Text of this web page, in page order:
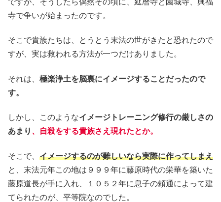
ですが、そうしたら偶然その頃に、延暦寺と園城寺、興福
寺で争いが始まったのです。
そこで貴族たちは、とうとう末法の世がきたと恐れたので
すが、実は救われる方法が一つだけありました。
それは、 極楽浄土を脳裏にイメージすることだったので
す。
しかし、このようなイメージトレーニング修行の厳しさの
あまり 、自殺をする貴族さえ現れたとか。
そこで、 イメージするのが難しいなら実際に作ってしまえ
と、末法元年この地は９９９年に藤原時代の栄華を築いた
藤原道長が手に入れ、１０５２年に息子の頼通によって建
てられたのが、平等院なのでした。